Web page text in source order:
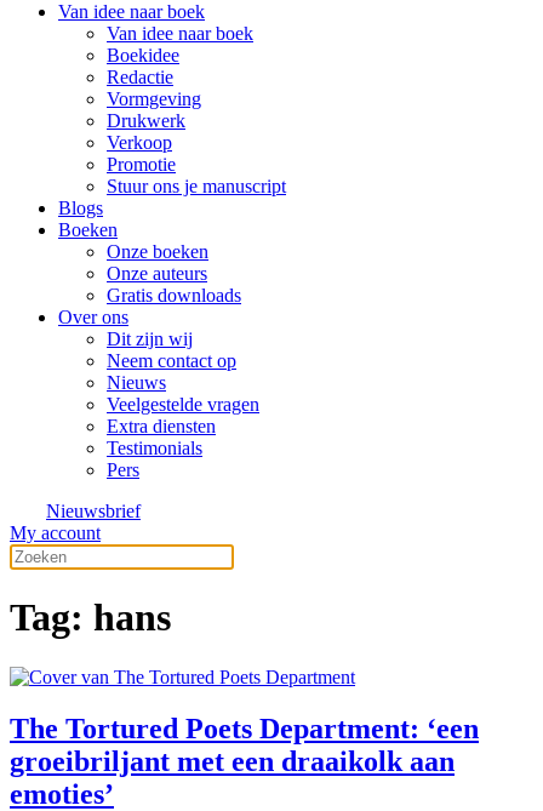
Van idee naar boek
Van idee naar boek
Boekidee
Redactie
Vormgeving
Drukwerk
Verkoop
Promotie
Stuur ons je manuscript
Blogs
Boeken
Onze boeken
Onze auteurs
Gratis downloads
Over ons
Dit zijn wij
Neem contact op
Nieuws
Veelgestelde vragen
Extra diensten
Testimonials
Pers
Nieuwsbrief
My account
Tag: hans
The Tortured Poets Department: ‘een
groeibriljant met een draaikolk aan
emoties’